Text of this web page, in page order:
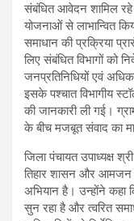
संबंधित आवेदन शामिल रहे।
योजनाओं से लाभान्वित
समाधान की प्रक्रिया
लिए संबंधित विभागों को
जनप्रतिनिधियों एवं
इसके पश्चात विभागीय
की जानकारी ली गई।
के बीच मजबूत संवाद का
जिला पंचायत उपाध्यक्ष
तिहार शासन और आमजन
अभियान है। उन्होंने कहा
सुन रहा है और त्वरित